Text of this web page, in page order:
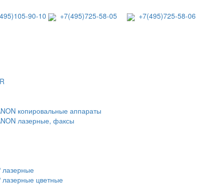
90-10 +7(495)725-58-05
+7(495)725-58-06
копировальные аппараты
лазерные, факсы
лазерные
лазерные цветные